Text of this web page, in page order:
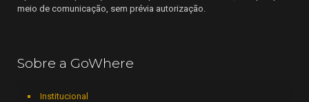
meio de comunicação, sem prévia autorização.
Sobre a GoWhere
Institucional